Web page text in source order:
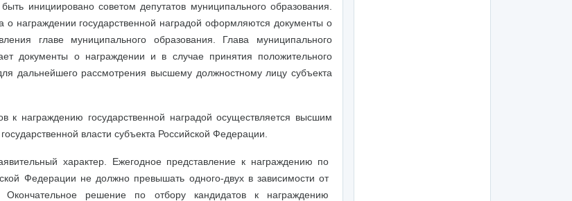
инициировано советом депутатов муниципального образования.
о награждении государственной наградой оформляются документы о
главе муниципального образования. Глава муниципального
документы о награждении и в случае принятия положительного
дальнейшего рассмотрения высшему должностному лицу субъекта
к награждению государственной наградой осуществляется высшим
власти субъекта Российской Федерации.
характер. Ежегодное представление к награждению по
Федерации не должно превышать одного-двух в зависимости от
Окончательное решение по отбору кандидатов к награждению